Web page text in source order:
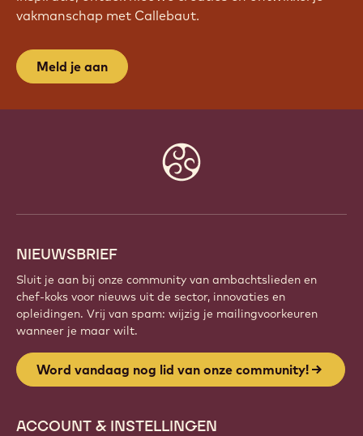
vakmanschap met Callebaut.
Meld je aan
NIEUWSBRIEF
Sluit je aan bij onze community van ambachtslieden en
chef-koks voor nieuws uit de sector, innovaties en
opleidingen. Vrij van spam: wijzig je mailingvoorkeuren
wanneer je maar wilt.
Word vandaag nog lid van onze community!
ACCOUNT & INSTELLINGEN